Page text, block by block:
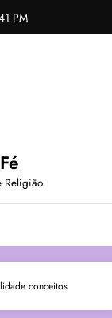
PM
Religião
conceitos